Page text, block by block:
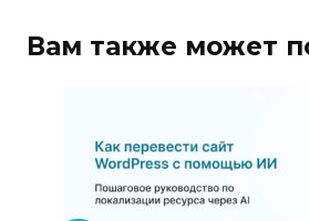
Вам также может